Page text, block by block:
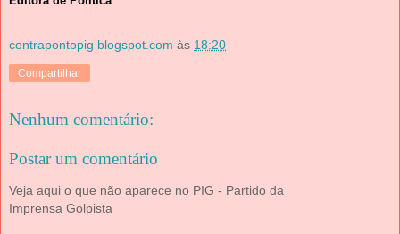
contrapontopig blogspot.com às 18:20
Compartilhar
Nenhum comentário:
Postar um comentário
Veja aqui o que não aparece no PIG - Partido da
Imprensa Golpista